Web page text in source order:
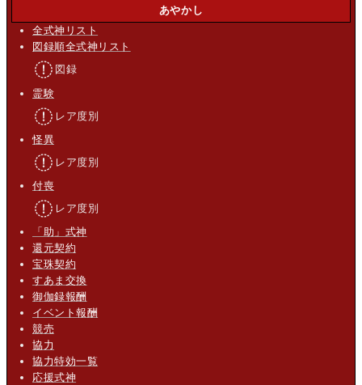
あやかし
全式神リスト
図録順全式神リスト
図録
霊験
レア度別
怪異
レア度別
付喪
レア度別
「助」式神
還元契約
宝珠契約
すあま交換
御伽録報酬
イベント報酬
競売
協力
協力特効一覧
応援式神